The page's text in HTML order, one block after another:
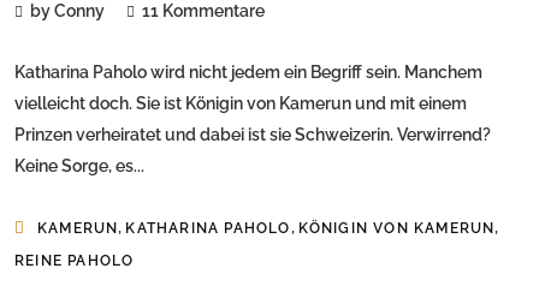
by Conny 11 Kommentare
Katharina Paholo wird nicht jedem ein Begriff sein. Manchem
vielleicht doch. Sie ist Königin von Kamerun und mit einem
Prinzen verheiratet und dabei ist sie Schweizerin. Verwirrend?
Keine Sorge, es...
KAMERUN, KATHARINA PAHOLO, KÖNIGIN VON KAMERUN,
REINE PAHOLO